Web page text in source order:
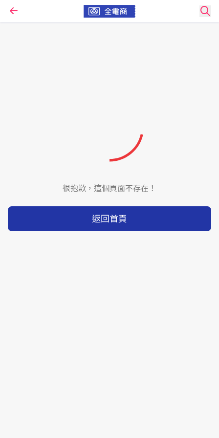
很抱歉，這個頁面不存在！
返回首頁